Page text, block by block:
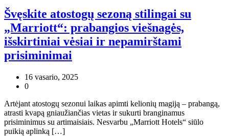
Švęskite atostogų sezoną stilingai su
„Marriott“: prabangios viešnagės,
išskirtiniai vėsiai ir nepamirštami
prisiminimai
16 vasario, 2025
0
Artėjant atostogų sezonui laikas apimti kelionių magiją – prabangą,
atrasti kvapą gniaužiančias vietas ir sukurti branginamus
prisiminimus su artimaisiais. Nesvarbu „Marriott Hotels“ siūlo
puikią aplinką […]